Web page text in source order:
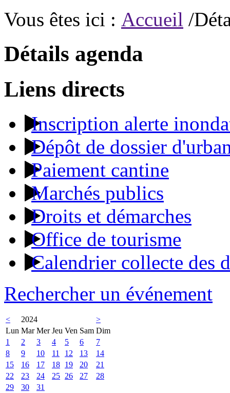
Vous êtes ici : Accueil /
Détails agenda
Liens directs
Inscription alerte
Dépôt de dossier
Paiement cantine
Marchés publics
Droits et démarches
Office de tourisme
Calendrier collecte des
Rechercher un événement
< 2024
>
Lun Mar Mer Jeu Ven Sam Dim
1
2 3 4 5 6
7
8
9 10 11 12 13
14
15
16 17 18 19 20
21
22
23 24 25 26 27
28
29
30 31